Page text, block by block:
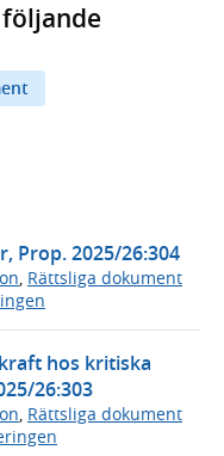
Prop. 2025/26:304
, Rättsliga dokument
hos kritiska
26:303
Rättsliga dokument